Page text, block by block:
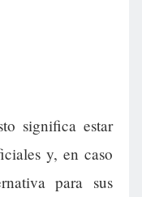
significa estar
y, en caso
para sus